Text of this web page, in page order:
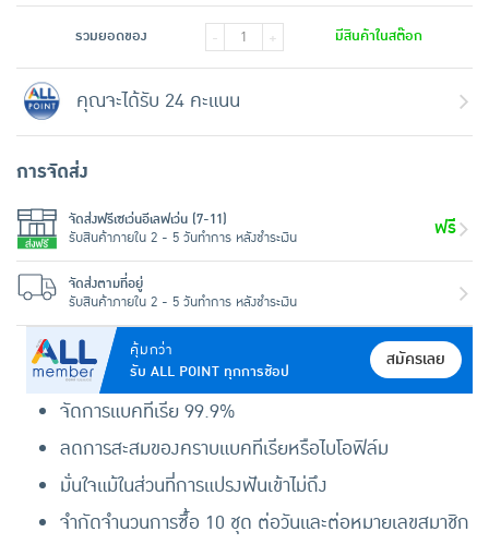
คุ้มกว่า
รับ ALL POINT ทุกการช้อป
สมัครเลย
จัดการแบคทีเรีย 99.9%
ลดการสะสมของคราบแบคทีเรียหรือไบโอฟิล์ม
มั่นใจแม้ในส่วนที่การแปรงฟันเข้าไม่ถึง
จำกัดจำนวนการซื้อ 10 ชุด ต่อวันและต่อหมายเลขสมาชิก
รวมยอดของ - + มีสินค้าในสต๊อก
คุณจะได้รับ 24 คะแนน
การจัดส่ง
จัดส่งฟรีเซเว่นอีเลฟเว่น (7-11)
รับสินค้าภายใน 2 - 5 วันทำการ หลังชำระเงิน
ฟรี
จัดส่งตามที่อยู่
รับสินค้าภายใน 2 - 5 วันทำการ หลังชำระเงิน